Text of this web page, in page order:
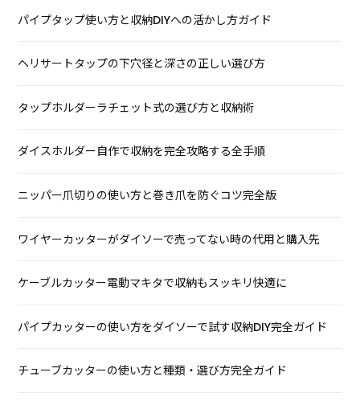
パイプタップ使い方と収納DIYへの活かし方ガイド
ヘリサートタップの下穴径と深さの正しい選び方
タップホルダーラチェット式の選び方と収納術
ダイスホルダー自作で収納を完全攻略する全手順
ニッパー爪切りの使い方と巻き爪を防ぐコツ完全版
ワイヤーカッターがダイソーで売ってない時の代用と購入先
ケーブルカッター電動マキタで収納もスッキリ快適に
パイプカッターの使い方をダイソーで試す収納DIY完全ガイド
チューブカッターの使い方と種類・選び方完全ガイド